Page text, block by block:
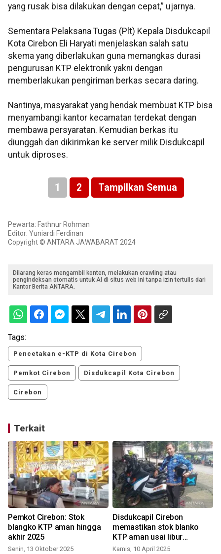
yang rusak bisa dilakukan dengan cepat,” ujarnya.
Sementara Pelaksana Tugas (Plt) Kepala Disdukcapil
Kota Cirebon Eli Haryati menjelaskan salah satu
skema yang diberlakukan guna memangkas durasi
pengurusan KTP elektronik yakni dengan
memberlakukan pengiriman berkas secara daring.
Nantinya, masyarakat yang hendak membuat KTP bisa
menyambangi kantor kecamatan terdekat dengan
membawa persyaratan. Kemudian berkas itu
diunggah dan dikirimkan ke server milik Disdukcapil
untuk diproses.
1 2 Tampilkan Semua
Pewarta: Fathnur Rohman
Editor: Yuniardi Ferdinan
Copyright © ANTARA JAWABARAT 2024
Dilarang keras mengambil konten, melakukan crawling atau
pengindeksan otomatis untuk AI di situs web ini tanpa izin tertulis dari
Kantor Berita ANTARA.
Tags:
Pencetakan e-KTP di Kota Cirebon
Pemkot Cirebon Disdukcapil Kota Cirebon
Cirebon
Terkait
Pemkot Cirebon: Stok
blangko KTP aman hingga
akhir 2025
Senin, 13 Oktober 2025
Disdukcapil Cirebon
memastikan stok blanko
KTP aman usai libur
Lebaran
Kamis, 10 April 2025